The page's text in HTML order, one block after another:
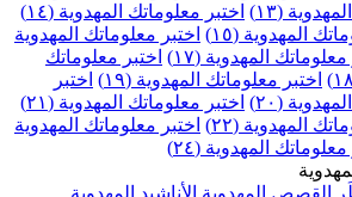
اختبر معلوماتك المهدوية (١٤)
اختبر معلوماتك المهدوية
(١٧)
اختبر معلوماتك
المهدوية (١٩)
اختبر
اختبر معلوماتك المهدوية (٢١)
اختبر معلوماتك المهدوية
(٢٤)
الأناشيد المهدوية